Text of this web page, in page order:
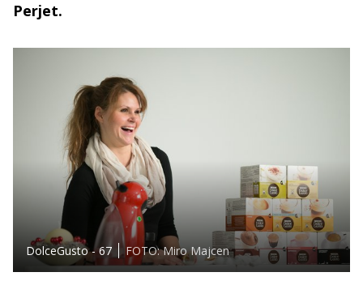
Perjet.
DolceGusto - 67 FOTO: Miro Majcen